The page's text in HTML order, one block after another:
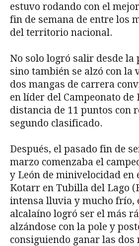
estuvo rodando con el
fin de semana de entre los
del territorio nacional.
No solo logró salir desde la
sino también se alzó con la
dos mangas de carrera
en líder del Campeonato de
distancia de 11 puntos con
segundo clasificado.
Después, el pasado fin de
marzo comenzaba el
y León de minivelocidad en
Kotarr en Tubilla del Lago
intensa lluvia y mucho frío,
alcalaíno logró ser el más
alzándose con la pole y
consiguiendo ganar las dos